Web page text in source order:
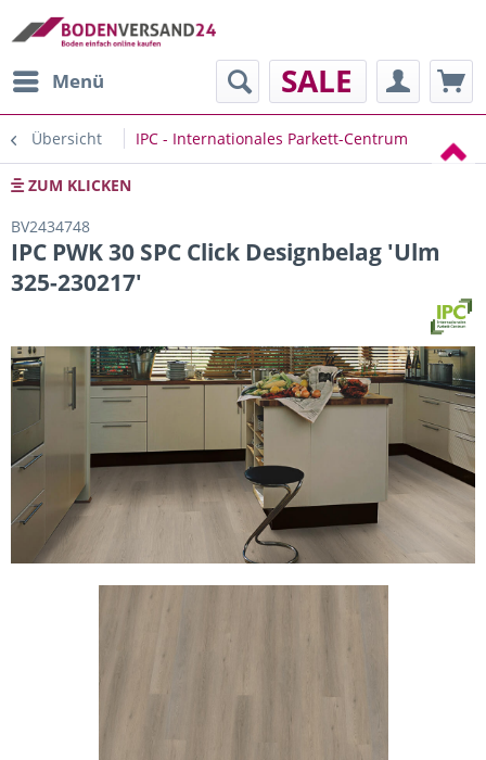
Menü SALE
Übersicht IPC - Internationales Parkett-Centrum
ZUM KLICKEN
BV2434748
IPC PWK 30 SPC Click Designbelag 'Ulm
325-230217'